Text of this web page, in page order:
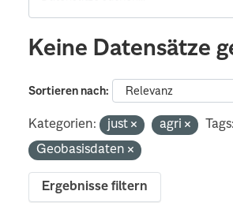
Keine Datensätze
Sortieren nach
Kategorien: just agri Tags:
Geobasisdaten
Ergebnisse filtern